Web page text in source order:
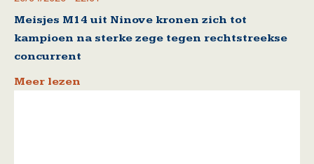
Meisjes M14 uit Ninove kronen zich tot
kampioen na sterke zege tegen rechtstreekse
concurrent
Meer lezen